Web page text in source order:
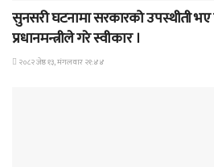
सुनसरी घटनामा सरकारको उपस्थीती
प्रधानमन्त्रीले गरे स्वीकार ।
२०८२ जेष्ठ १३, मंगलवार २१:४४